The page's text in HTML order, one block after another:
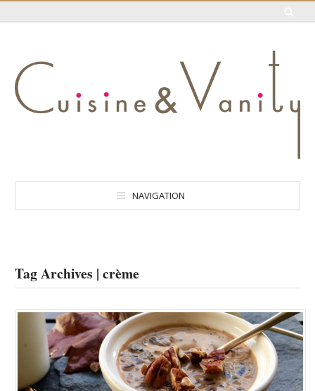
NAVIGATION
Tag Archives | crème